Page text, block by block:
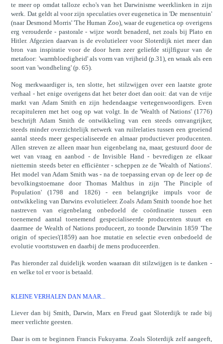
te meer op omdat talloze echo's van het Darwinisme weerklinken in zijn
werk. Dat geldt al voor zijn speculaties over eugenetica in 'De mensentuin'
(naar Desmond Morris' 'The Human Zoo), waar de eugenetica op overigens
erg verouderde - pastorale - wijze wordt benaderd, net zoals bij Plato en
Hitler. Afgezien daarvan is de evolutieleer voor Sloterdijk niet meer dan
bron van inspiratie voor de door hem zeer geliefde stijlfiguur van de
metafoor: 'warmbloedigheid' als vorm van vrijheid (p.31), en wraak als een
soort van 'wondheling' (p. 65).
Nog merkwaardiger is, ten slotte, het stilzwijgen over een laatste grote
verhaal - het enige overigens dat het beter doet dan ooit: dat van de vrije
markt van Adam Smith en zijn hedendaagse vertegenwoordigers. Even
recapituleren met het oog op wat volgt. In de 'Wealth of Nations' (1776)
beschrijft Adam Smith de ontwikkeling van een steeds omvangrijker,
steeds minder overzichtelijk netwerk van ruilrelaties tussen een groeiend
aantal steeds meer gespecialiseerde en almaar productiever producenten.
Allen streven ze alleen maar hun eigenbelang na, maar, gestuurd door de
wet van vraag en aanbod - de Invisible Hand - bevredigen ze elkaar
niettemin steeds beter en efficiënter - scheppen ze de 'Wealth of Nations'.
Het model van Adam Smith was - na de toepassing ervan op de leer op de
bevolkingstoemane door Thomas Malthus in zijn 'The Pinciple of
Population' (1798 and 1826) - een belangrijke impuls voor de
ontwikkeling van Darwins evolutieleer. Zoals Adam Smith toonde hoe het
nastreven van eigenbelang onbedoeld de coördinatie tussen een
toenemend aantal toenemend gespecialiseerde producenten stuurt en
daarmee de Wealth of Nations produceert, zo toonde Darwinin 1859 'The
origin of species'(1859) aan hoe mutatie en selectie even onbedoeld de
evolutie voortstuwen en daarbij de mens produceerden.
Pas hieronder zal duidelijk worden waaraan dit stilzwijgen is te danken -
en welke tol er voor is betaald.
KLEINE VERHALEN DAN MAAR...
Liever dan bij Smith, Darwin, Marx en Freud gaat Sloterdijk te rade bij
meer verlichte geesten.
Daar is om te beginnen Francis Fukuyama. Zoals Sloterdijk zelf aangeeft,